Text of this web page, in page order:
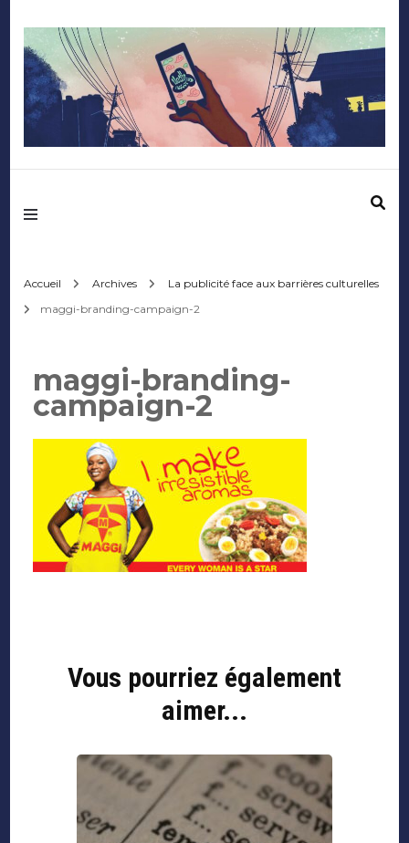
Mediafactory – Le
d'Audencia
SciencesCom
Accueil Archives
La publicité face aux barrières culturelles
maggi-branding-campaign-2
maggi-branding-
campaign-2
Vous pourriez également
aimer...